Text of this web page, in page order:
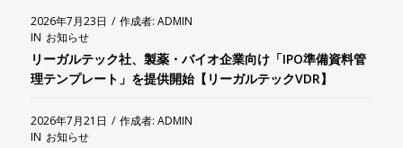
2026年7月23日 / 作成者: ADMIN
IN お知らせ
リーガルテック社、製薬・バイオ企業向け「IPO準備資料管
理テンプレート」を提供開始【リーガルテックVDR】
2026年7月21日 / 作成者: ADMIN
IN お知らせ